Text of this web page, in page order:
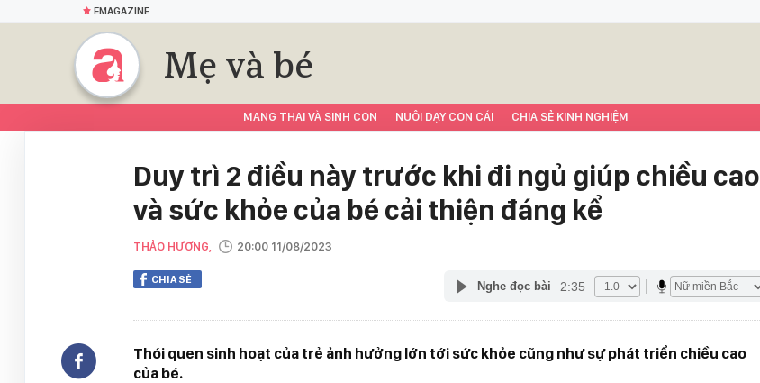
EMAGAZINE
Mẹ và bé
MANG THAI VÀ SINH CON NUÔI DẠY CON CÁI CHIA SẺ KINH NGHIỆM
Duy trì 2 điều này trước khi đi ngủ giúp chiều cao
và sức khỏe của bé cải thiện đáng kể
THẢO HƯƠNG, 20:00 11/08/2023
CHIA SẺ Nghe đọc bài 2:35
Thói quen sinh hoạt của trẻ ảnh hưởng lớn tới sức khỏe cũng như sự phát triển chiều cao
của bé.